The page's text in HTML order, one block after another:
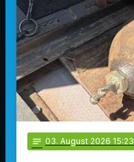
notes 03. August 2026 15:23